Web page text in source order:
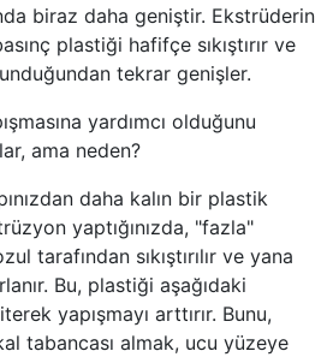
biraz daha geniştir. Ekstrüderin
plastiği hafifçe sıkıştırır ve
tekrar genişler.
yardımcı olduğunu
ama neden?
daha kalın bir plastik
yaptığınızda, "fazla"
tarafından sıkıştırılır ve yana
Bu, plastiği aşağıdaki
yapışmayı arttırır. Bunu,
tabancası almak, ucu yüzeye